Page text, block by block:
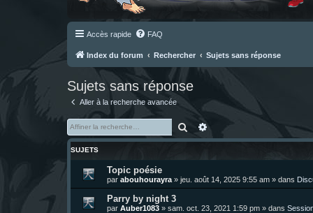
Accès rapide FAQ
Index du forum Rechercher Sujets sans réponse
Sujets sans réponse
Aller à la recherche avancée
Rechercher
Recherche avancée
SUJETS
Topic poésie
par abouhourayra » jeu. août 14, 2025 9:55 am » dans
Parry by night 3
par Auber1083 » sam. oct. 23, 2021 1:59 pm » dans